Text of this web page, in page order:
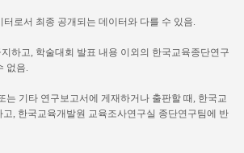
최종 공개되는 데이터와 다를 수 있음.
하고, 학술대회 발표 내용 이외의 한국교육종단연구
없음.
기타 연구보고서에 게재하거나 출판할 때, 한국교
, 한국교육개발원 교육조사연구실 종단연구팀에 반